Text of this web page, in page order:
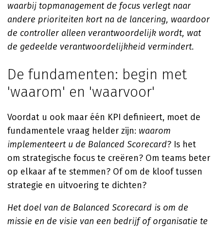
waarbij topmanagement de focus verlegt naar
andere prioriteiten kort na de lancering, waardoor
de controller alleen verantwoordelijk wordt, wat
de gedeelde verantwoordelijkheid vermindert.
De fundamenten: begin met
'waarom' en 'waarvoor'
Voordat u ook maar één KPI definieert, moet de
fundamentele vraag helder zijn: waarom
implementeert u de Balanced Scorecard? Is het
om strategische focus te creëren? Om teams beter
op elkaar af te stemmen? Of om de kloof tussen
strategie en uitvoering te dichten?
Het doel van de Balanced Scorecard is om de
missie en de visie van een bedrijf of organisatie te